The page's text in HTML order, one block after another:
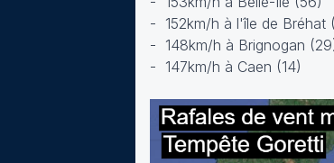
- 152km/h à l'île de Bréhat
- 148km/h à Brignogan
- 147km/h à Caen (14)